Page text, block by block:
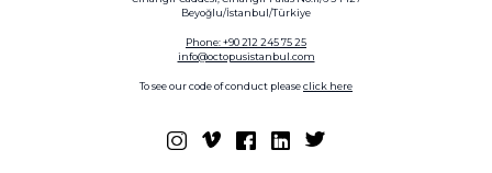
Beyoğlu/İstanbul/Türkiye
Phone: +90 212 245 75 25
info@octopusistanbul.com
To see our code of conduct pleaseclick here